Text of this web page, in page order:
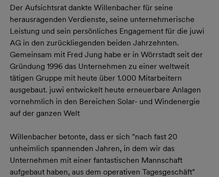
Der Aufsichtsrat dankte Willenbacher für seine
herausragenden Verdienste, seine unternehmerische
Leistung und sein persönliches Engagement für die juwi
AG in den zurückliegenden beiden Jahrzehnten.
Gemeinsam mit Fred Jung habe er in Wörrstadt seit der
Gründung 1996 das Unternehmen zu einer weltweit
tätigen Gruppe mit heute über 1.000 Mitarbeitern
ausgebaut. juwi entwickelt heute erneuerbare Anlagen
vornehmlich in den Bereichen Solar- und Windenergie
auf der ganzen Welt
Willenbacher betonte, dass er sich "nach fast 20
unheimlich spannenden Jahren, in dem wir das
Unternehmen mit einer fantastischen Mannschaft
aufgebaut haben, aus dem operativen Tagesgeschäft"